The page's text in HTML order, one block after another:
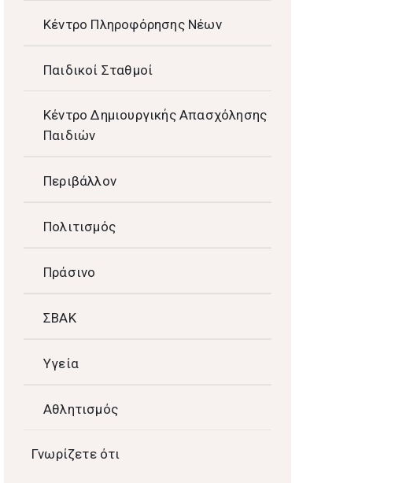
Κέντρο Πληροφόρησης Νέων
Παιδικοί Σταθμοί
Κέντρο Δημιουργικής Απασχόλησης
Παιδιών
Περιβάλλον
Πολιτισμός
Πράσινο
ΣΒΑΚ
Υγεία
Αθλητισμός
Γνωρίζετε ότι